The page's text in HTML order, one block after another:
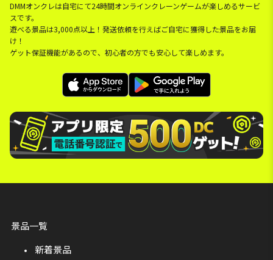
DMMオンクレは自宅にて24時間オンラインクレーンゲームが楽しめるサービ
スです。
遊べる景品は3,000点以上！発送依頼を行えばご自宅に獲得した景品をお届
け！
ゲット保証機能があるので、初心者の方でも安心して楽しめます。
景品一覧
新着景品